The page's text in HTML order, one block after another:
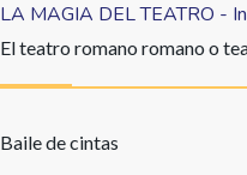
LA MAGIA DEL TEATRO -
El teatro romano romano o
Baile de cintas